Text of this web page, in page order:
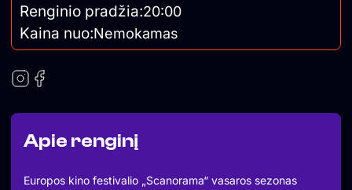
Apie renginį
Europos kino festivalio „Scanorama“ vasaros sezonas
Renginio pradžia:20:00
Kaina nuo:Nemokamas